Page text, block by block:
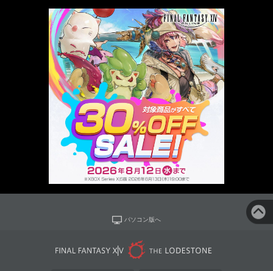
パソコン版へ